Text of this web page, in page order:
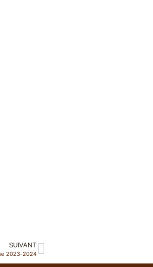
SUIVANT
2023-2024